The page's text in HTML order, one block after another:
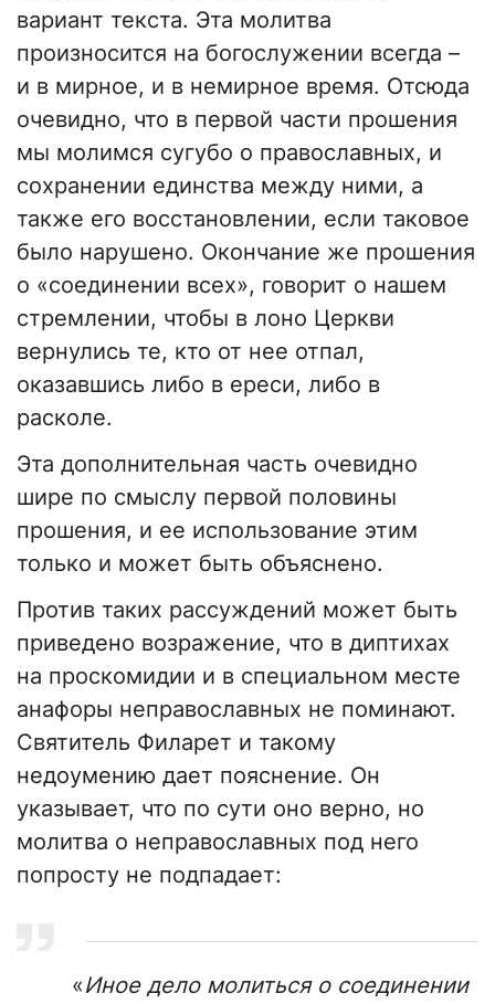
вариант текста. Эта молитва
произносится на богослужении всегда –
и в мирное, и в немирное время. Отсюда
очевидно, что в первой части прошения
мы молимся сугубо о православных, и
сохранении единства между ними, а
также его восстановлении, если таковое
было нарушено. Окончание же прошения
о «соединении всех», говорит о нашем
стремлении, чтобы в лоно Церкви
вернулись те, кто от нее отпал,
оказавшись либо в ереси, либо в
расколе.
Эта дополнительная часть очевидно
шире по смыслу первой половины
прошения, и ее использование этим
только и может быть объяснено.
Против таких рассуждений может быть
приведено возражение, что в диптихах
на проскомидии и в специальном месте
анафоры неправославных не поминают.
Святитель Филарет и такому
недоумению дает пояснение. Он
указывает, что по сути оно верно, но
молитва о неправославных под него
попросту не подпадает:
«Иное дело молиться о соединении